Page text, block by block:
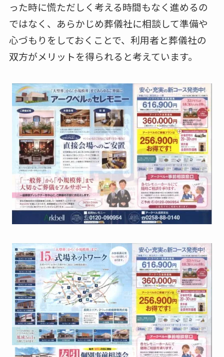
った時に慌ただしく考える時間もなく進めるの
ではなく、あらかじめ葬儀社に相談して準備や
心づもりをしておくことで、利用者と葬儀社の
双方がメリットを得られると考えています。